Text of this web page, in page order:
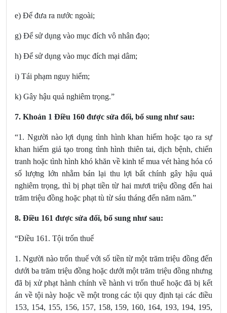
e) Để đưa ra nước ngoài;
g) Để sử dụng vào mục đích vô nhân đạo;
h) Để sử dụng vào mục đích mại dâm;
i) Tái phạm nguy hiểm;
k) Gây hậu quả nghiêm trọng.”
7. Khoản 1 Điều 160 được sửa đổi, bổ sung như sau:
“1. Người nào lợi dụng tình hình khan hiếm hoặc tạo ra sự
khan hiếm giả tạo trong tình hình thiên tai, dịch bệnh, chiến
tranh hoặc tình hình khó khăn về kinh tế mua vét hàng hóa có
số lượng lớn nhằm bán lại thu lợi bất chính gây hậu quả
nghiêm trọng, thì bị phạt tiền từ hai mươi triệu đồng đến hai
trăm triệu đồng hoặc phạt tù từ sáu tháng đến năm năm.”
8. Điều 161 được sửa đổi, bổ sung như sau:
“Điều 161. Tội trốn thuế
1. Người nào trốn thuế với số tiền từ một trăm triệu đồng đến
dưới ba trăm triệu đồng hoặc dưới một trăm triệu đồng nhưng
đã bị xử phạt hành chính về hành vi trốn thuế hoặc đã bị kết
án về tội này hoặc về một trong các tội quy định tại các điều
153, 154, 155, 156, 157, 158, 159, 160, 164, 193, 194, 195,